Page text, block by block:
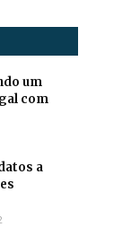
um
com
a